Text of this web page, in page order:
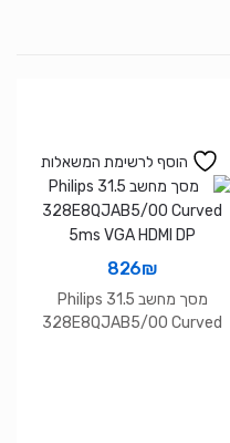
הוסף לרשימת המשאלות
826₪
מסך מחשב 31.5 Philips
328E8QJAB5/00 Curved